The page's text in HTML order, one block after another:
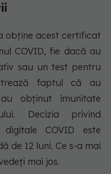
obține acest certificat
COVID, fie dacă au
sau un test pentru
faptul că au
obținut imunitate
Decizia privind
COVID este
de 12 luni. Ce s-a mai
mai jos.